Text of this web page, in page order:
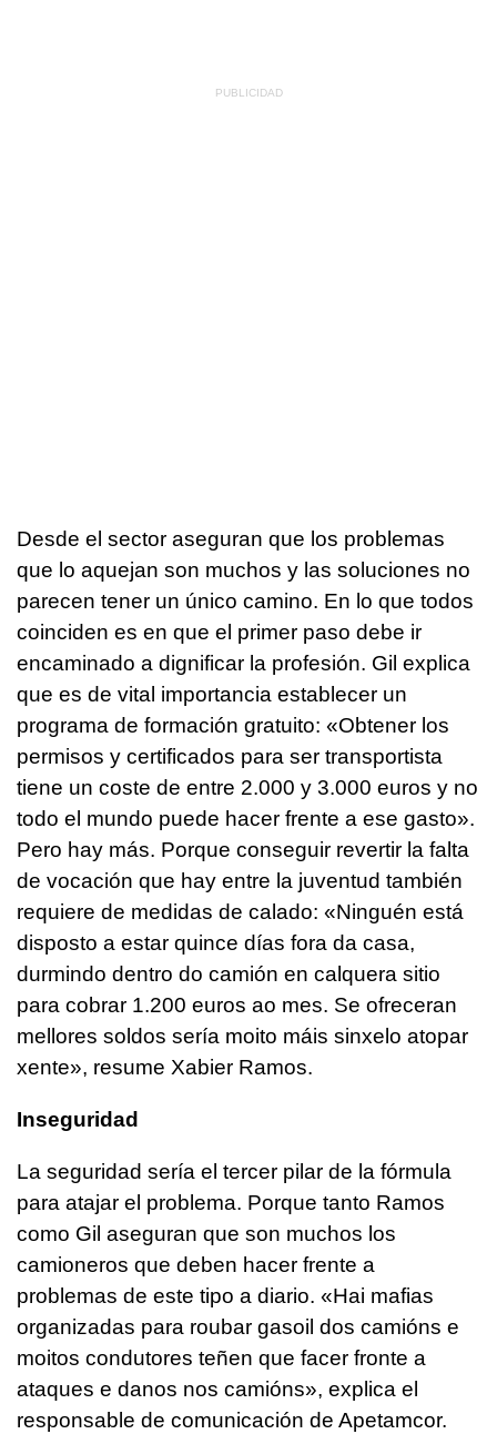
Desde el sector aseguran que los problemas
que lo aquejan son muchos y las soluciones no
parecen tener un único camino. En lo que todos
coinciden es en que el primer paso debe ir
encaminado a dignificar la profesión. Gil explica
que es de vital importancia establecer un
programa de formación gratuito: «Obtener los
permisos y certificados para ser transportista
tiene un coste de entre 2.000 y 3.000 euros y no
todo el mundo puede hacer frente a ese gasto».
Pero hay más. Porque conseguir revertir la falta
de vocación que hay entre la juventud también
requiere de medidas de calado: «Ninguén está
disposto a estar quince días fora da casa,
durmindo dentro do camión en calquera sitio
para cobrar 1.200 euros ao mes. Se ofreceran
mellores soldos sería moito máis sinxelo atopar
xente», resume Xabier Ramos.
Inseguridad
La seguridad sería el tercer pilar de la fórmula
para atajar el problema. Porque tanto Ramos
como Gil aseguran que son muchos los
camioneros que deben hacer frente a
problemas de este tipo a diario. «Hai mafias
organizadas para roubar gasoil dos camións e
moitos condutores teñen que facer fronte a
ataques e danos nos camións», explica el
responsable de comunicación de Apetamcor.